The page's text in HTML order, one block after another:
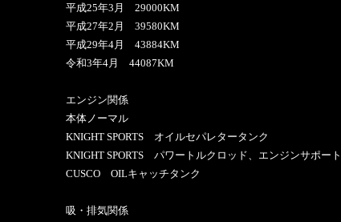
平成25年3月 29000KM
平成27年2月 39580KM
平成29年4月 43884KM
令和3年4月 44087KM
エンジン関係
本体ノーマル
KNIGHT SPORTS オイルセパレタータンク
KNIGHT SPORTS パワートルクロッド、エンジンサポート
CUSCO OILキャッチタンク
吸・排気関係